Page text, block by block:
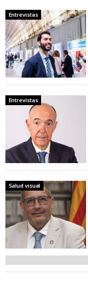
Entrevistas
Entrevistas
Salud visual